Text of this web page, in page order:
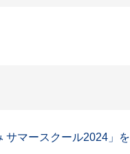
マースクール2024」